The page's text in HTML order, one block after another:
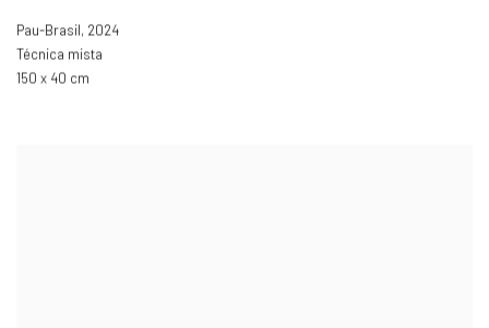
Pau-Brasil, 2024
Técnica mista
150 x 40 cm